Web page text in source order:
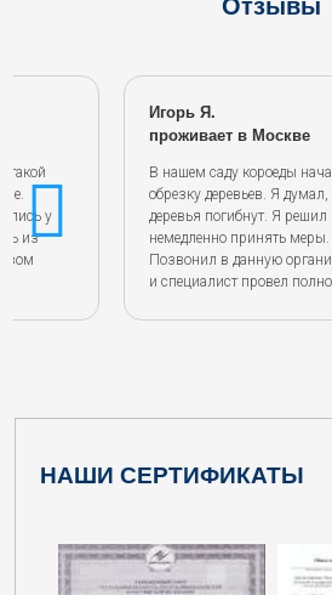
Отзывы
такой
у
из
Игорь Я.
проживает в Москве
В нашем саду короеды
обрезку деревьев. Я думал,
деревья погибнут. Я решил
немедленно принять меры.
Позвонил в данную
и специалист провел
компании. Результатом
НАШИ СЕРТИФИКАТЫ